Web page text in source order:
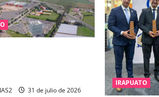
31 de julio de 2026
IRAPUATO